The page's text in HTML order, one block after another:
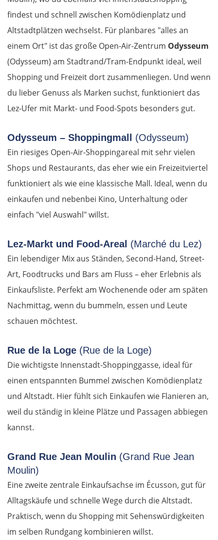
findest und schnell zwischen Komödienplatz und
Altstadtplätzen wechselst. Für planbares "alles an
einem Ort" ist das große Open-Air-Zentrum Odysseum
(Odysseum) am Stadtrand/Tram-Endpunkt ideal, weil
Shopping und Freizeit dort zusammenliegen. Und wenn
du lieber Genuss als Marken suchst, funktioniert das
Lez-Ufer mit Markt- und Food-Spots besonders gut.
Odysseum – Shoppingmall (Odysseum)
Ein riesiges Open-Air-Shoppingareal mit sehr vielen
Shops und Restaurants, das eher wie ein Freizeitviertel
funktioniert als wie eine klassische Mall. Ideal, wenn du
einkaufen und nebenbei Kino, Unterhaltung oder
einfach "viel Auswahl" willst.
Lez-Markt und Food-Areal (Marché du Lez)
Ein lebendiger Mix aus Ständen, Second-Hand, Street-
Art, Foodtrucks und Bars am Fluss – eher Erlebnis als
Einkaufsliste. Perfekt am Wochenende oder am späten
Nachmittag, wenn du bummeln, essen und Leute
schauen möchtest.
Rue de la Loge (Rue de la Loge)
Die wichtigste Innenstadt-Shoppinggasse, ideal für
einen entspannten Bummel zwischen Komödienplatz
und Altstadt. Hier fühlt sich Einkaufen wie Flanieren an,
weil du ständig in kleine Plätze und Passagen abbiegen
kannst.
Grand Rue Jean Moulin (Grand Rue Jean
Moulin)
Eine zweite zentrale Einkaufsachse im Écusson, gut für
Alltagskäufe und schnelle Wege durch die Altstadt.
Praktisch, wenn du Shopping mit Sehenswürdigkeiten
im selben Rundgang kombinieren willst.